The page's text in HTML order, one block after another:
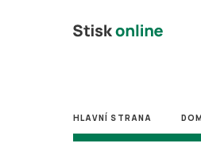
HLAVNÍ STRANA